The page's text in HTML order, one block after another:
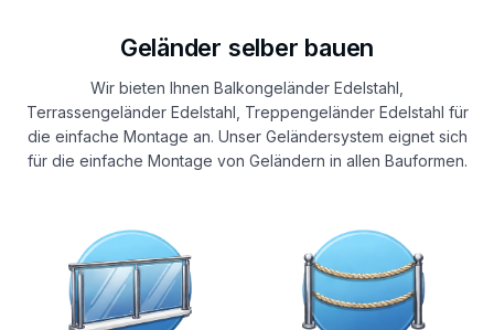
Geländer selber bauen
Wir bieten Ihnen Balkongeländer Edelstahl,
Terrassengeländer Edelstahl, Treppengeländer Edelstahl für
die einfache Montage an. Unser Geländersystem eignet sich
für die einfache Montage von Geländern in allen Bauformen.